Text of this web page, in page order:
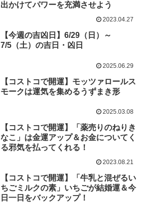
出かけてパワーを充満させよう
2023.04.27
【今週の吉凶日】6/29（日）～
7/5（土）の吉日・凶日
2025.06.29
【コストコで開運】モッツァロールス
モークは運気を集めるうずまき形
2025.03.08
【コストコで開運】「薬売りのねりき
なこ」は金運アップ＆お金についてく
る邪気を払ってくれる！
2023.08.21
【コストコで開運】「牛乳と混ぜるい
ちごミルクの素」いちごが結婚運＆今
日一日をバックアップ！